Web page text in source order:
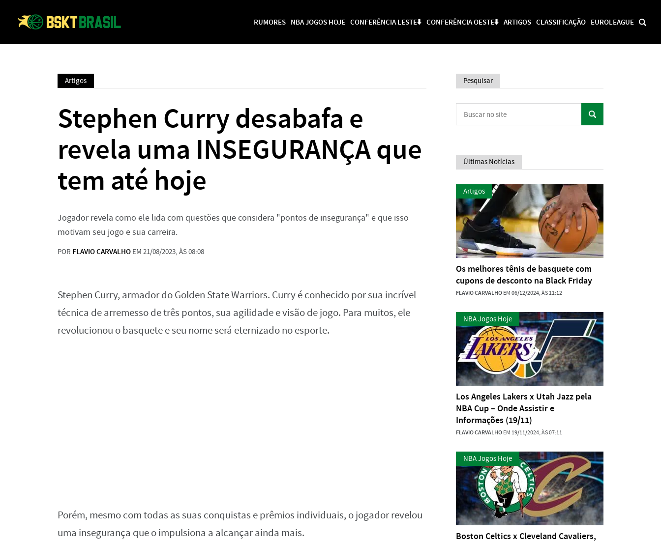
RUMORES NBA JOGOS HOJE CONFERÊNCIA LESTE⬇️ CONFERÊNCIA OESTE⬇️ ARTIGOS CLASSIFICAÇÃO EUROLEAGUE
Artigos
Stephen Curry desabafa e
revela uma INSEGURANÇA que
tem até hoje
Jogador revela como ele lida com questões que considera "pontos de insegurança" e que isso
motivam seu jogo e sua carreira.
POR FLAVIO CARVALHO EM 21/08/2023, ÀS 08:08
Stephen Curry, armador do Golden State Warriors. Curry é conhecido por sua incrível
técnica de arremesso de três pontos, sua agilidade e visão de jogo. Para muitos, ele
revolucionou o basquete e seu nome será eternizado no esporte.
Porém, mesmo com todas as suas conquistas e prêmios individuais, o jogador revelou
uma insegurança que o impulsiona a alcançar ainda mais.
Pesquisar
Últimas Notícias
Artigos
Os melhores tênis de basquete com
cupons de desconto na Black Friday
FLAVIO CARVALHOEM 06/12/2024, ÀS 11:12
NBA Jogos Hoje
Los Angeles Lakers x Utah Jazz pela
NBA Cup – Onde Assistir e
Informações (19/11)
FLAVIO CARVALHOEM 19/11/2024, ÀS 07:11
NBA Jogos Hoje
Boston Celtics x Cleveland Cavaliers,